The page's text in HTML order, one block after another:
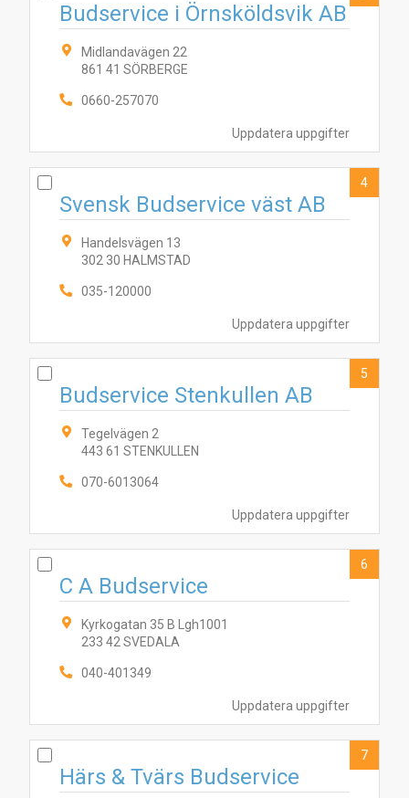
Uppdatera uppgifter
Budservice i Örnsköldsvik AB
Midlandavägen 22
861 41 SÖRBERGE
0660-257070
Uppdatera uppgifter
Svensk Budservice väst AB
Handelsvägen 13
302 30 HALMSTAD
035-120000
4
Uppdatera uppgifter
Budservice Stenkullen AB
Tegelvägen 2
443 61 STENKULLEN
070-6013064
5
Uppdatera uppgifter
C A Budservice
Kyrkogatan 35 B Lgh1001
233 42 SVEDALA
040-401349
6
Härs & Tvärs Budservice
7